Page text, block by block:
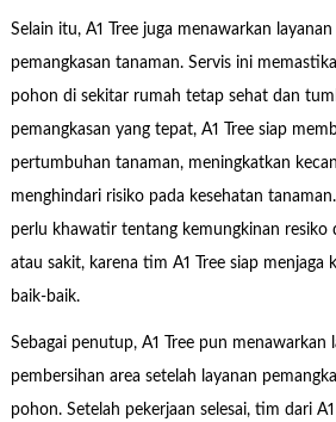
Selain itu, A1 Tree juga menawarkan
pemangkasan tanaman. Servis ini
pohon di sekitar rumah tetap sehat dan
pemangkasan yang tepat, A1 Tree siap
pertumbuhan tanaman, meningkatkan
menghindari risiko pada kesehatan
perlu khawatir tentang kemungkinan resiko
atau sakit, karena tim A1 Tree siap menjaga
baik-baik.
Sebagai penutup, A1 Tree pun menawarkan
pembersihan area setelah layanan
pohon. Setelah pekerjaan selesai, tim dari